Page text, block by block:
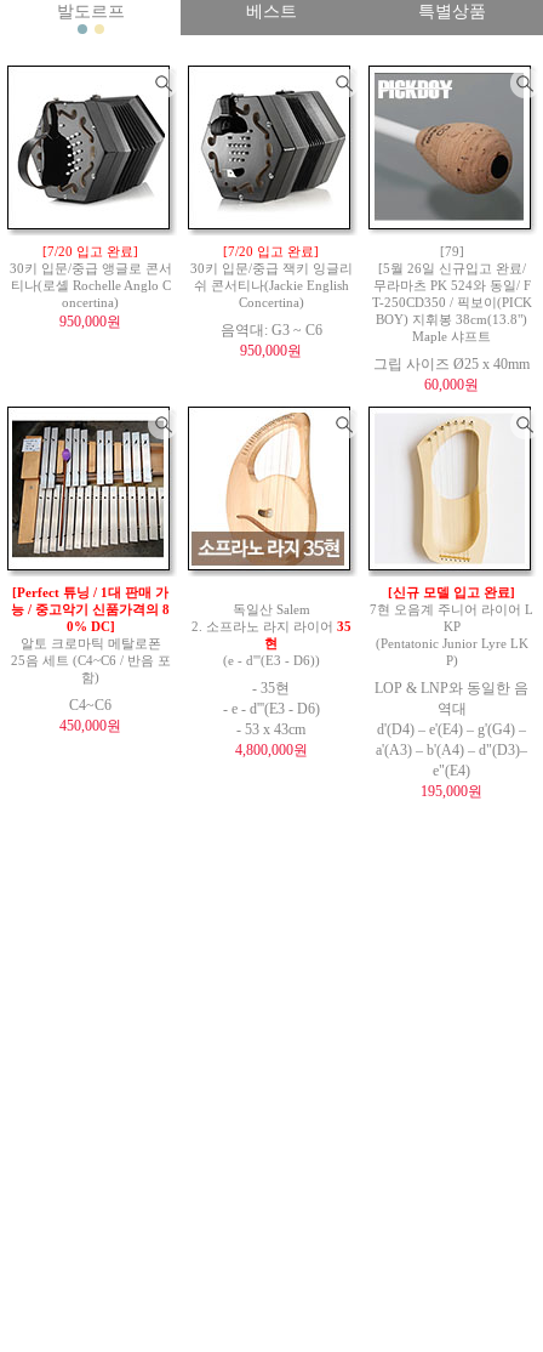
발도르프 베스트 특별상품
[7/20 입고 완료]
30키 입문/중급 앵글로 콘서
티나(로셸 Rochelle Anglo C
oncertina)
950,000원
[7/20 입고 완료]
30키 입문/중급 잭키 잉글리
쉬 콘서티나(Jackie English
Concertina)
음역대: G3 ~ C6
950,000원
[79]
[5월 26일 신규입고 완료/
무라마츠 PK 524와 동일/ F
T-250CD350 / 픽보이(PICK
BOY) 지휘봉 38cm(13.8")
Maple 샤프트
그립 사이즈 Ø25 x 40mm
60,000원
[Perfect 튜닝 / 1대 판매 가
능 / 중고악기 신품가격의 8
0% DC]
알토 크로마틱 메탈로폰
25음 세트 (C4~C6 / 반음 포
함)
C4~C6
450,000원
독일산 Salem
2. 소프라노 라지 라이어 35
현
(e - d'''(E3 - D6))
- 35현
- e - d'''(E3 - D6)
- 53 x 43cm
4,800,000원
[신규 모델 입고 완료]
7현 오음계 주니어 라이어 L
KP
(Pentatonic Junior Lyre LK
P)
LOP & LNP와 동일한 음
역대
d'(D4) – e'(E4) – g'(G4) –
a'(A3) – b'(A4) – d"(D3)–
e"(E4)
195,000원